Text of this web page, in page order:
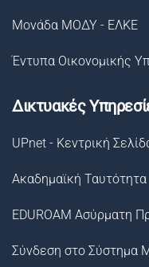
Μονάδα ΜΟΔΥ - ΕΛΚΕ
Έντυπα Οικονομικής
Δικτυακές
UPnet - Κεντρική
Ακαδημαϊκή Ταυτότητα
EDUROAM Ασύρματη
Σύνδεση στο Σύστημα